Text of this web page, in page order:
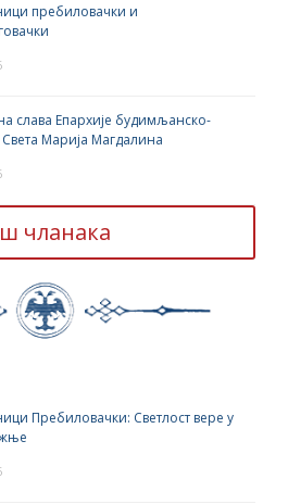
пребиловачки и
слава Епархије будимљанско-
Марија Магдалина
чланака
Пребиловачки: Светлост вере у